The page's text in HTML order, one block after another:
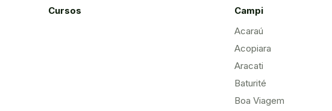
Cursos
Campi
Acaraú
Acopiara
Aracati
Baturité
Boa Viagem